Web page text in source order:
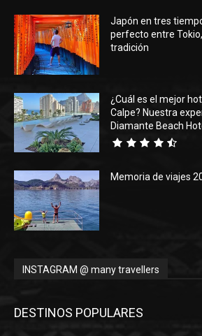
Japón en tres
perfecto entre
tradición
¿Cuál es el mejor
Calpe? Nuestra
Diamante Beach
Memoria de viajes
INSTAGRAM @ many travellers
DESTINOS POPULARES